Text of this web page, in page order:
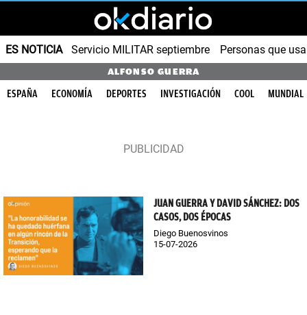
ES NOTICIA Servicio MILITAR septiembre Personas que
ALFONSO GUERRA
ESPAÑA ECONOMÍA DEPORTES INVESTIGACIÓN COOL MUNDIAL
JUAN GUERRA Y DAVID SÁNCHEZ: DOS
CASOS, DOS ÉPOCAS
Diego Buenosvinos
15-07-2026